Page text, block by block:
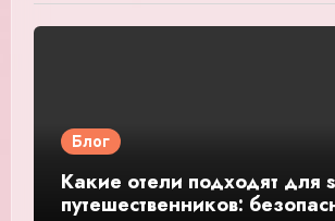
Блог
Какие отели подходят для
путешественников: